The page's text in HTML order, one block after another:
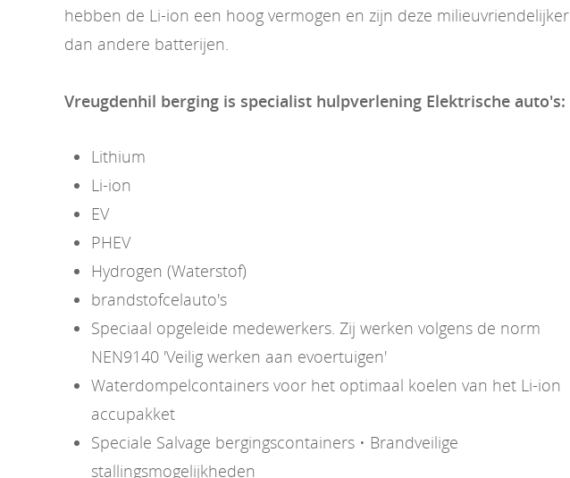
hebben de Li-ion een hoog vermogen en zijn deze milieuvriendelijker
dan andere batterijen.
Vreugdenhil berging is specialist hulpverlening Elektrische auto's:
Lithium
Li-ion
EV
PHEV
Hydrogen (Waterstof)
brandstofcelauto's
Speciaal opgeleide medewerkers. Zij werken volgens de norm
NEN9140 'Veilig werken aan evoertuigen'
Waterdompelcontainers voor het optimaal koelen van het Li-ion
accupakket
Speciale Salvage bergingscontainers • Brandveilige
stallingsmogelijkheden